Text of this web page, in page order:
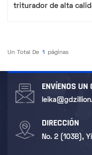
triturador de alta
Un Total De 1 Páginas
ENVÍENOS UN
DIRECCIÓN
No. 2 (103B),